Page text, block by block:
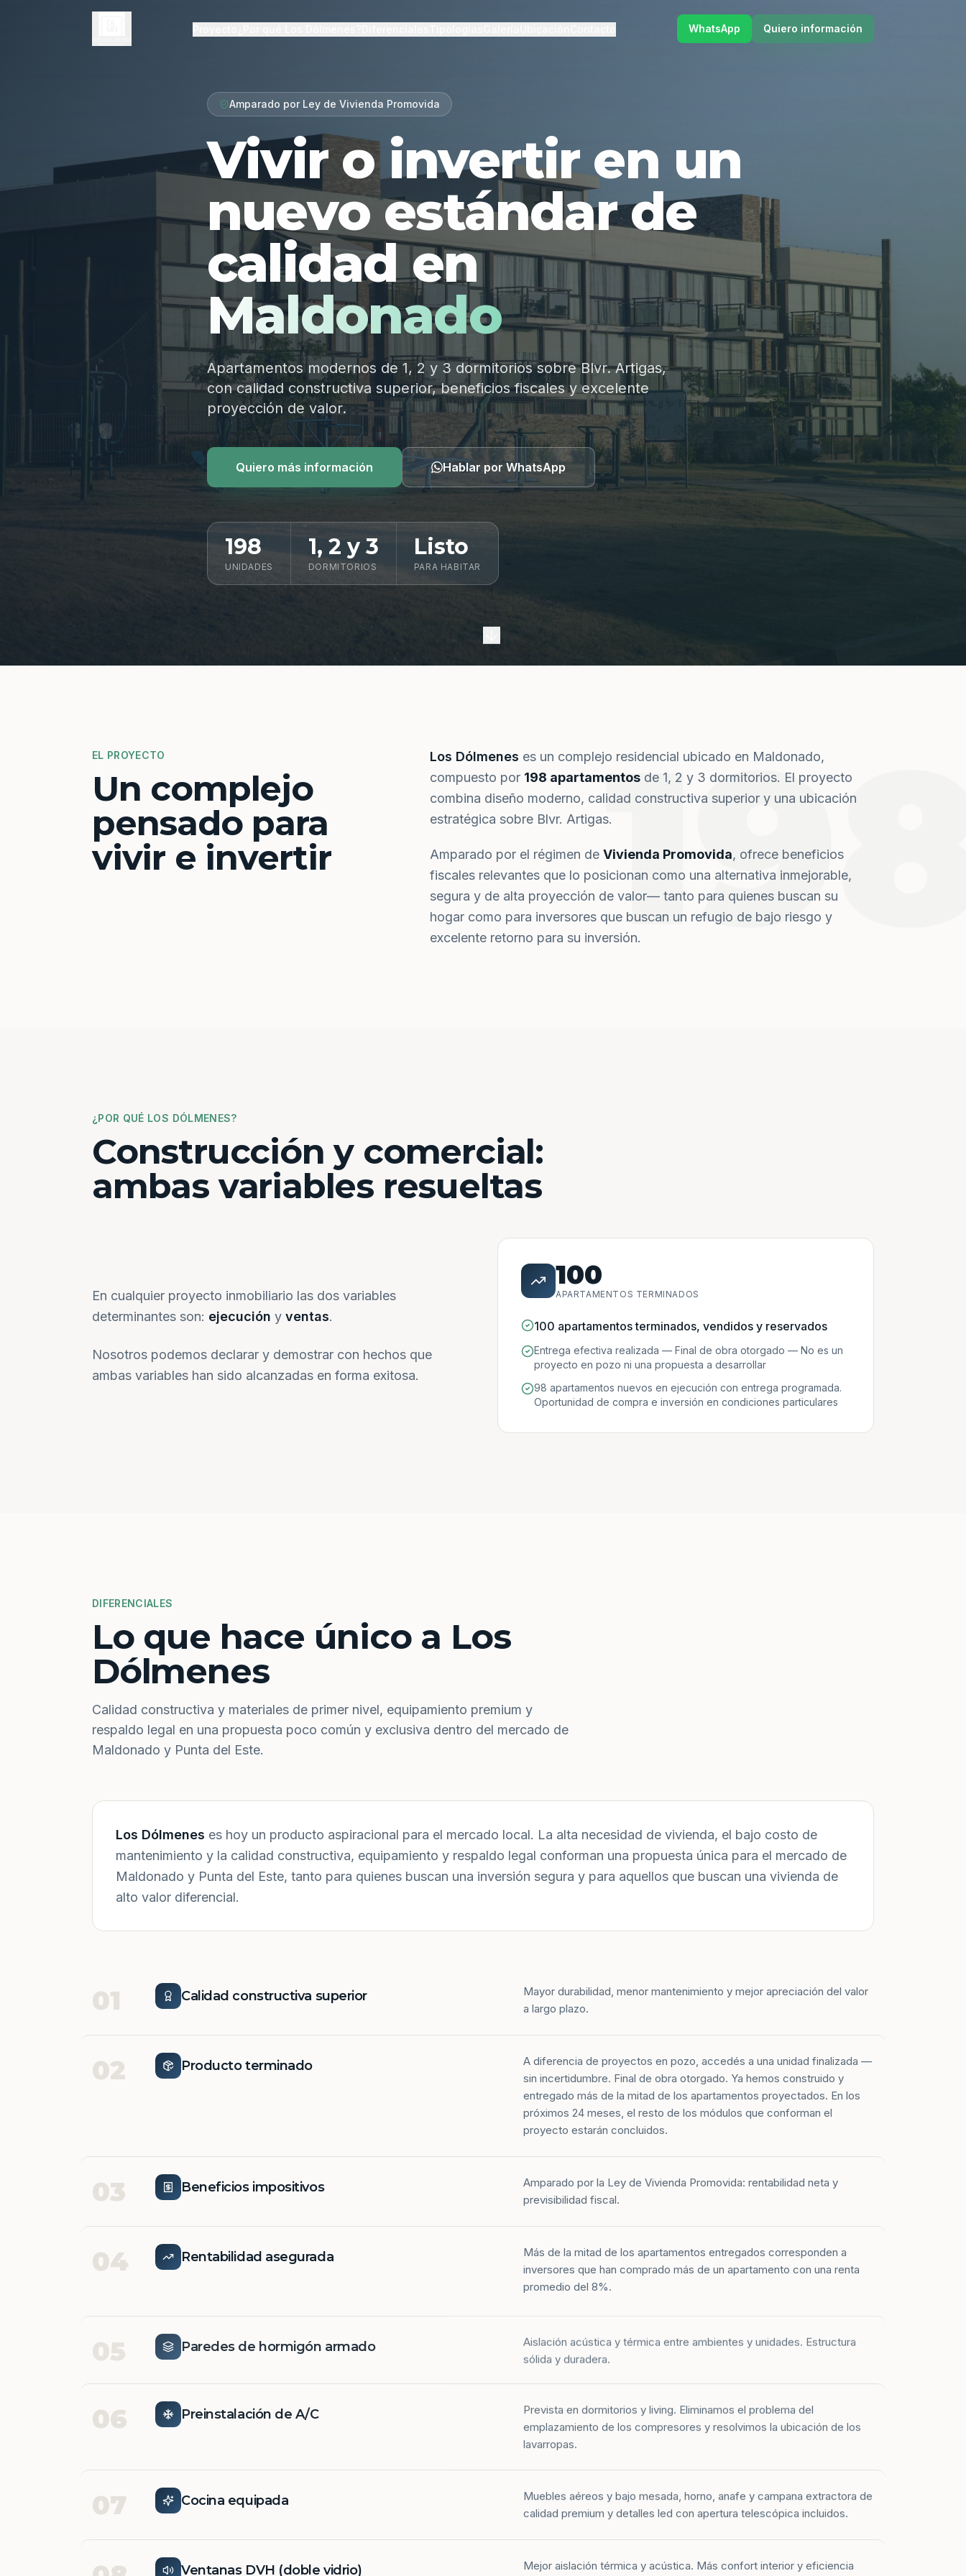
WhatsApp Quiero información
Amparado por Ley de Vivienda Promovida
Vivir o invertir en un
nuevo estándar de
calidad en
Maldonado
Apartamentos modernos de 1, 2 y 3 dormitorios sobre Blvr. Artigas,
con calidad constructiva superior, beneficios fiscales y excelente
proyección de valor.
Quiero más información Hablar por WhatsApp
198
UNIDADES
1, 2 y 3
DORMITORIOS
Listo
PARA HABITAR
EL PROYECTO
Un complejo
pensado para
vivir e invertir
Los Dólmenes es un complejo residencial ubicado en Maldonado,
compuesto por 198 apartamentos de 1, 2 y 3 dormitorios. El proyecto
combina diseño moderno, calidad constructiva superior y una ubicación
estratégica sobre Blvr. Artigas.
Amparado por el régimen de Vivienda Promovida, ofrece beneficios
fiscales relevantes que lo posicionan como una alternativa inmejorable,
segura y de alta proyección de valor— tanto para quienes buscan su
hogar como para inversores que buscan un refugio de bajo riesgo y
excelente retorno para su inversión.
¿POR QUÉ LOS DÓLMENES?
Construcción y comercial:
ambas variables resueltas
En cualquier proyecto inmobiliario las dos variables
determinantes son: ejecución y ventas.
Nosotros podemos declarar y demostrar con hechos que
ambas variables han sido alcanzadas en forma exitosa.
100
APARTAMENTOS TERMINADOS
100 apartamentos terminados, vendidos y reservados
Entrega efectiva realizada — Final de obra otorgado — No es un
proyecto en pozo ni una propuesta a desarrollar
98 apartamentos nuevos en ejecución con entrega programada.
Oportunidad de compra e inversión en condiciones particulares
DIFERENCIALES
Lo que hace único a Los
Dólmenes
Calidad constructiva y materiales de primer nivel, equipamiento premium y
respaldo legal en una propuesta poco común y exclusiva dentro del mercado de
Maldonado y Punta del Este.
Los Dólmenes es hoy un producto aspiracional para el mercado local. La alta necesidad de vivienda, el bajo costo de
mantenimiento y la calidad constructiva, equipamiento y respaldo legal conforman una propuesta única para el mercado de
Maldonado y Punta del Este, tanto para quienes buscan una inversión segura y para aquellos que buscan una vivienda de
alto valor diferencial.
01 Calidad constructiva superior
Mayor durabilidad, menor mantenimiento y mejor apreciación del valor
a largo plazo.
02 Producto terminado
A diferencia de proyectos en pozo, accedés a una unidad finalizada —
sin incertidumbre. Final de obra otorgado. Ya hemos construido y
entregado más de la mitad de los apartamentos proyectados. En los
próximos 24 meses, el resto de los módulos que conforman el
proyecto estarán concluidos.
03 Beneficios impositivos
Amparado por la Ley de Vivienda Promovida: rentabilidad neta y
previsibilidad fiscal.
04 Rentabilidad asegurada
Más de la mitad de los apartamentos entregados corresponden a
inversores que han comprado más de un apartamento con una renta
promedio del 8%.
05 Paredes de hormigón armado
Aislación acústica y térmica entre ambientes y unidades. Estructura
sólida y duradera.
06 Preinstalación de A/C
Prevista en dormitorios y living. Eliminamos el problema del
emplazamiento de los compresores y resolvimos la ubicación de los
lavarropas.
07 Cocina equipada
Muebles aéreos y bajo mesada, horno, anafe y campana extractora de
calidad premium y detalles led con apertura telescópica incluidos.
Ventanas DVH (doble vidrio) Mejor aislación térmica y acústica. Más confort interior y eficiencia